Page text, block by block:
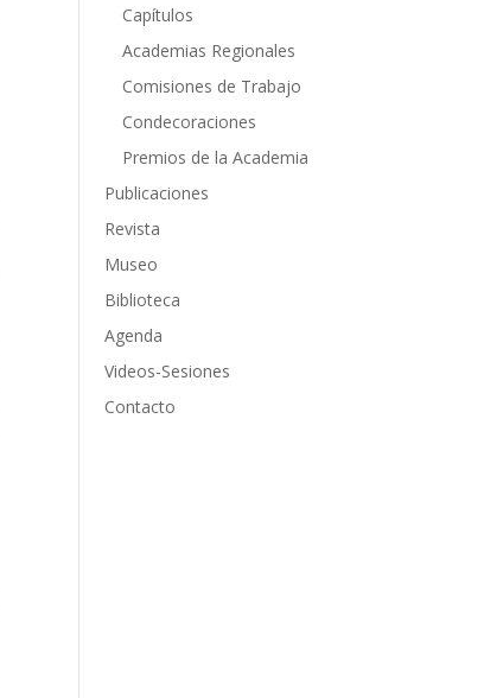
Capítulos
Academias Regionales
Comisiones de Trabajo
Condecoraciones
Premios de la Academia
Publicaciones
Revista
Museo
Biblioteca
Agenda
Videos-Sesiones
Contacto